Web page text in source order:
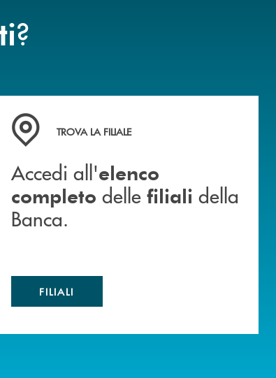
?
Accedi all' elenco completo delle filiali della Banca.
TROVA LA FILIALE
Accedi all'elenco
completo delle filiali della
Banca.
FILIALI